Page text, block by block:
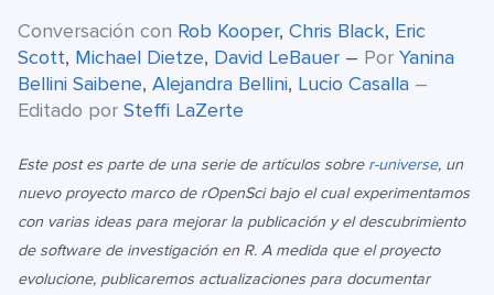
Conversación con Rob Kooper, Chris Black, Eric
Scott, Michael Dietze, David LeBauer – Por Yanina
Bellini Saibene, Alejandra Bellini, Lucio Casalla –
Editado por Steffi LaZerte
Este post es parte de una serie de artículos sobre r-universe, un
nuevo proyecto marco de rOpenSci bajo el cual experimentamos
con varias ideas para mejorar la publicación y el descubrimiento
de software de investigación en R. A medida que el proyecto
evolucione, publicaremos actualizaciones para documentar